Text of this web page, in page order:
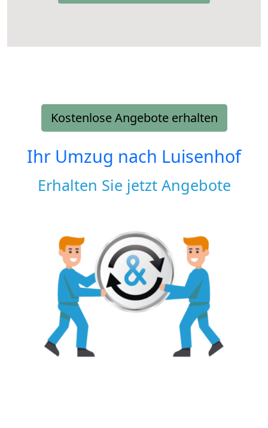
Kostenlose Angebote erhalten
Ihr Umzug nach Luisenhof
Erhalten Sie jetzt Angebote